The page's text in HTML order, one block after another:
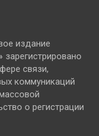
издание
зарегистрировано
связи,
коммуникаций
о регистрации